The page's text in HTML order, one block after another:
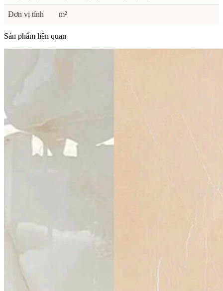
Đơn vị tính m²
Sản phẩm liên quan